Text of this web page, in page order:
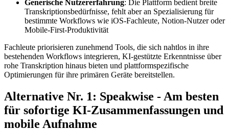
Generische Nutzererfahrung: Die Plattform bedient breite
Transkriptionsbedürfnisse, fehlt aber an Spezialisierung für
bestimmte Workflows wie iOS-Fachleute, Notion-Nutzer oder
Mobile-First-Produktivität
Fachleute priorisieren zunehmend Tools, die sich nahtlos in ihre
bestehenden Workflows integrieren, KI-gestützte Erkenntnisse über
rohe Transkription hinaus bieten und plattformspezifische
Optimierungen für ihre primären Geräte bereitstellen.
Alternative Nr. 1: Speakwise - Am besten
für sofortige KI-Zusammenfassungen und
mobile Aufnahme